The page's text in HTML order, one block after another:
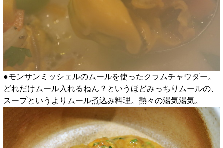
●モンサンミッシェルのムールを使ったクラムチャウダー。
どれだけムール入れるねん？というほどみっちりムールの、
スープというよりムール煮込み料理。熱々の湯気湯気。